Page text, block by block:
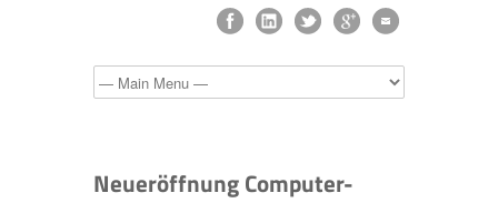
Neueröffnung Computer-